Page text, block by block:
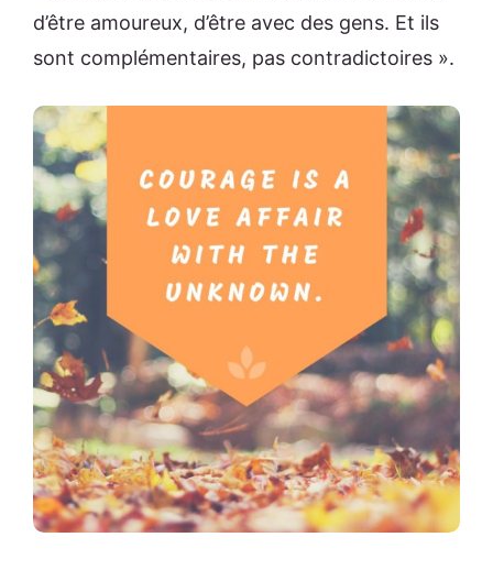
d’être amoureux, d’être avec des gens. Et ils
sont complémentaires, pas contradictoires ».